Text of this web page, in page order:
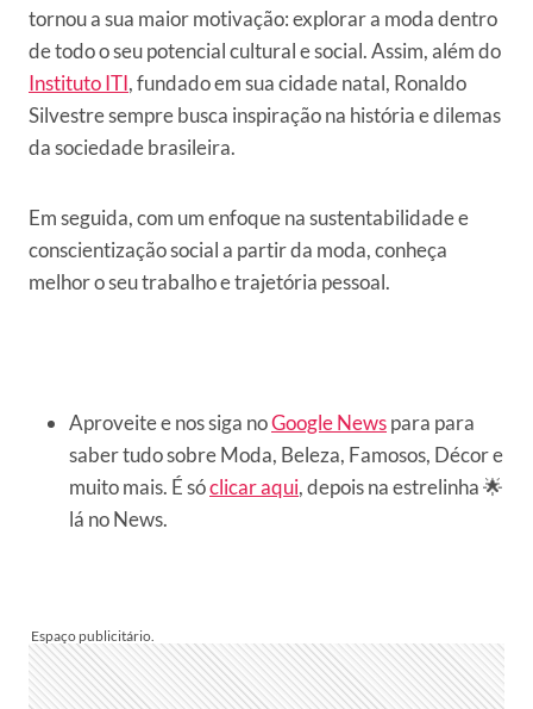
tornou a sua maior motivação: explorar a moda dentro
de todo o seu potencial cultural e social. Assim, além do
Instituto ITI, fundado em sua cidade natal, Ronaldo
Silvestre sempre busca inspiração na história e dilemas
da sociedade brasileira.
Em seguida, com um enfoque na sustentabilidade e
conscientização social a partir da moda, conheça
melhor o seu trabalho e trajetória pessoal.
Aproveite e nos siga noGoogle Newspara para
saber tudo sobre Moda, Beleza, Famosos, Décor e
muito mais. É sóclicar aqui, depois na estrelinha 🌟
lá no News.